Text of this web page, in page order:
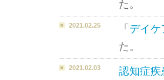
た。
2021.02.25 「 デイ
た。
2021.02.03
認知症